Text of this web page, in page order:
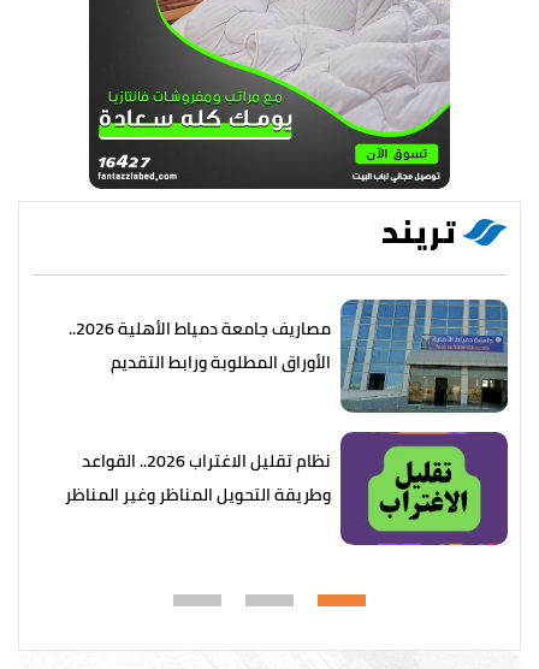
تريند
مصاريف جامعة دمياط الأهلية 2026..
الأوراق المطلوبة ورابط التقديم
نظام تقليل الاغتراب 2026.. القواعد
وطريقة التحويل المناظر وغير المناظر